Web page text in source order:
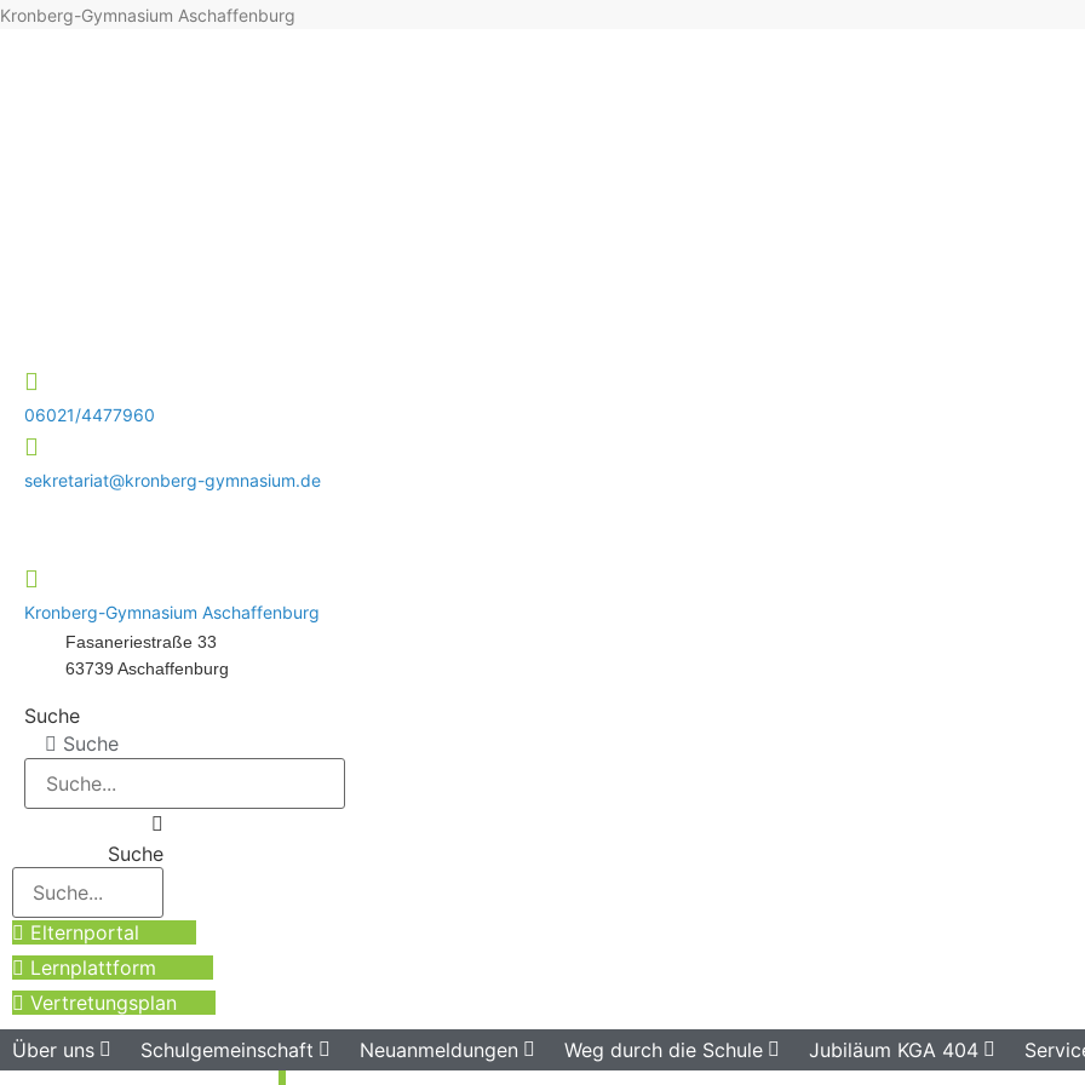
Kronberg-Gymnasium Aschaffenburg
06021/4477960
sekretariat@kronberg-gymnasium.de
Kronberg-Gymnasium Aschaffenburg
Fasaneriestraße 33
63739 Aschaffenburg
Suche
Suche
Suche
Elternportal
Lernplattform
Vertretungsplan
Über uns
Schulgemeinschaft Neuanmeldungen Weg durch die Schule Jubiläum KGA 404